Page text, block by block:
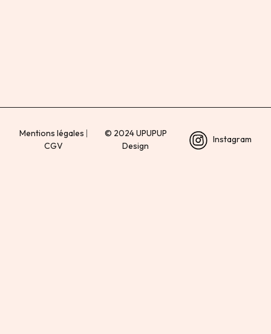
Mentions légales |
CGV
© 2024 UPUPUP
Design
Instagram